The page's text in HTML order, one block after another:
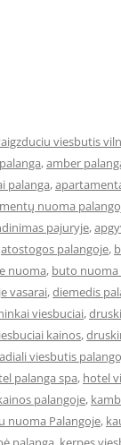
viesbutis
,amber
palanga,
nuoma
pajuryje,
atostogos palangoje,
nuoma, buto nuoma
vasarai,diemedis
viesbuciai,
kainos,
viesbutis
palanga spa, hotel
palangoje,
nuoma Palangoje,